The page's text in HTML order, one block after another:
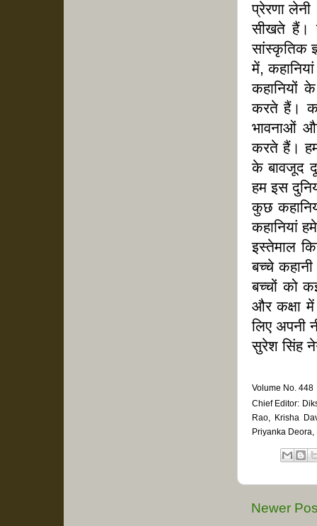
प्रेरणा
सीखते हैं।
सांस्कृतिक
में,
कहानियों
करते हैं।
भावनाओं
करते हैं। हम
के बावजूद
हम इस
कुछ
कहानियां
इस्तेमाल
बच्चे
बच्चों को
और कक्षा
लिए अपनी
सुरेश सिंह
Volume No. 448
Chief Editor:
Rao, Krisha
Priyanka
Newer